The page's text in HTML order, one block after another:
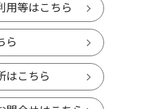
用等はこちら
ら
はこちら